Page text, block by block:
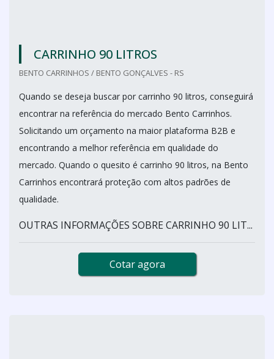
CARRINHO 90 LITROS
BENTO CARRINHOS / BENTO GONÇALVES - RS
Quando se deseja buscar por carrinho 90 litros, conseguirá
encontrar na referência do mercado Bento Carrinhos.
Solicitando um orçamento na maior plataforma B2B e
encontrando a melhor referência em qualidade do
mercado. Quando o quesito é carrinho 90 litros, na Bento
Carrinhos encontrará proteção com altos padrões de
qualidade.
OUTRAS INFORMAÇÕES SOBRE CARRINHO 90 LIT...
Cotar agora